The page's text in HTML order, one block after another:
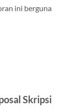
ini berguna
Skripsi